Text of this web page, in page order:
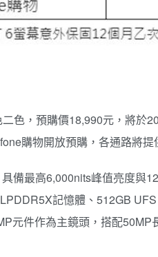
色，預購價18,990元，將於
購物開放預購，各通路將提
備最高6,000nits峰值亮度與
記憶體、512GB
元件作為主鏡頭，搭配